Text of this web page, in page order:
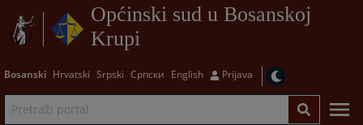
Općinski sud u Bosanskoj
Krupi
Bosanski Hrvatski Srpski Српски English Prijava